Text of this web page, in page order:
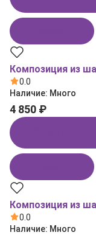
Композиция из
0.0
Наличие: Много
4 850 ₽
Композиция из
0.0
Наличие: Много